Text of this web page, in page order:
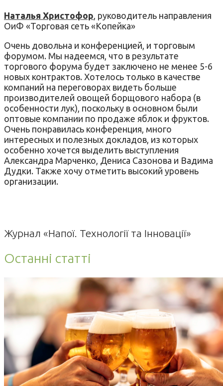
Наталья Христофор , руководитель направления
ОиФ «Торговая сеть «Копейка»
Очень довольна и конференцией, и торговым
форумом. Мы надеемся, что в результате
торгового форума будет заключено не менее 5-6
новых контрактов. Хотелось только в качестве
компаний на переговорах видеть больше
производителей овощей борщового набора (в
особенности лук), поскольку в основном были
оптовые компании по продаже яблок и фруктов.
Очень понравилась конференция, много
интересных и полезных докладов, из которых
особенно хочется выделить выступления
Александра Марченко, Дениса Сазонова и Вадима
Дудки. Также хочу отметить высокий уровень
организации.
Журнал «Напої. Технології та Інновації»
Останні статті